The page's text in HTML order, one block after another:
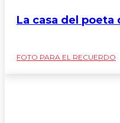
La casa del
FOTO PARA EL RECUERDO